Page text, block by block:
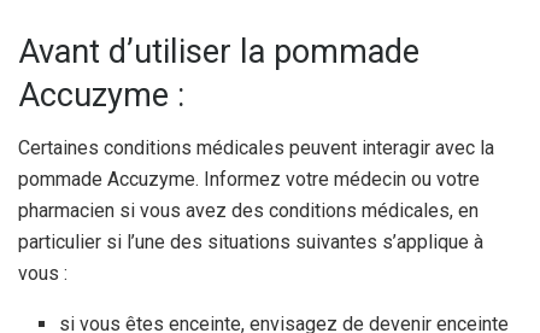
Avant d’utiliser la pommade
Accuzyme :
Certaines conditions médicales peuvent interagir avec la
pommade Accuzyme. Informez votre médecin ou votre
pharmacien si vous avez des conditions médicales, en
particulier si l’une des situations suivantes s’applique à
vous :
si vous êtes enceinte, envisagez de devenir enceinte